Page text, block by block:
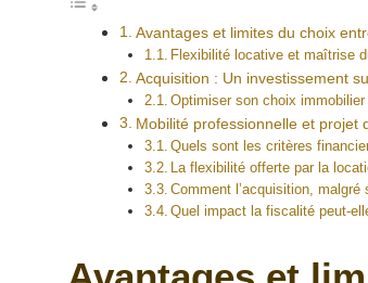
Avantages et limites du choix
Flexibilité locative et maîtrise
Acquisition : Un investissement
Optimiser son choix
Mobilité professionnelle et projet
Quels sont les critères
La flexibilité offerte par la
Comment l’acquisition,
Quel impact la fiscalité peut-